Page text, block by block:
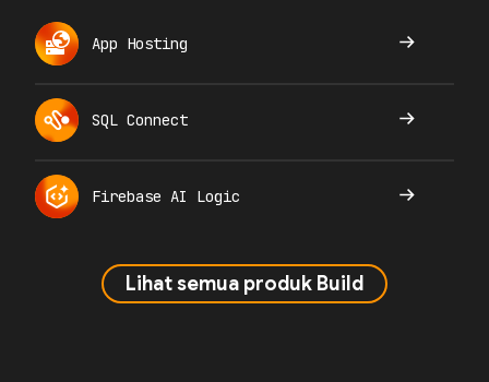
App Hosting
SQL Connect
Firebase AI Logic
Lihat semua produk Build